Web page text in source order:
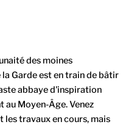
des moines
Garde est en train de bâtir
abbaye d'inspiration
au Moyen-Âge. Venez
travaux en cours, mais